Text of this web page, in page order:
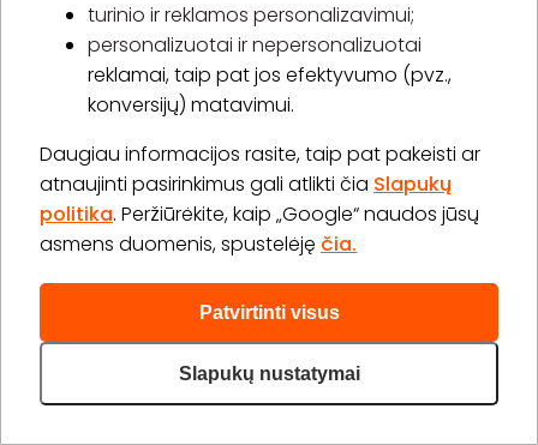
turinio ir reklamos personalizavimui;
personalizuotai ir nepersonalizuotai
reklamai, taip pat jos efektyvumo (pvz.,
konversijų) matavimui.
Daugiau informacijos rasite, taip pat pakeisti ar
atnaujinti pasirinkimus gali atlikti čia Slapukų
politika. Peržiūrėkite, kaip „Google“ naudos jūsų
asmens duomenis, spustelėję čia.
Patvirtinti visus
Slapukų nustatymai
Ritos masažų studija (Klaipėda)
Kūlių Vartų g. 14, Klaipėda
Masažų kompleksas „Svajonė“ JAI ir JAM
-32%